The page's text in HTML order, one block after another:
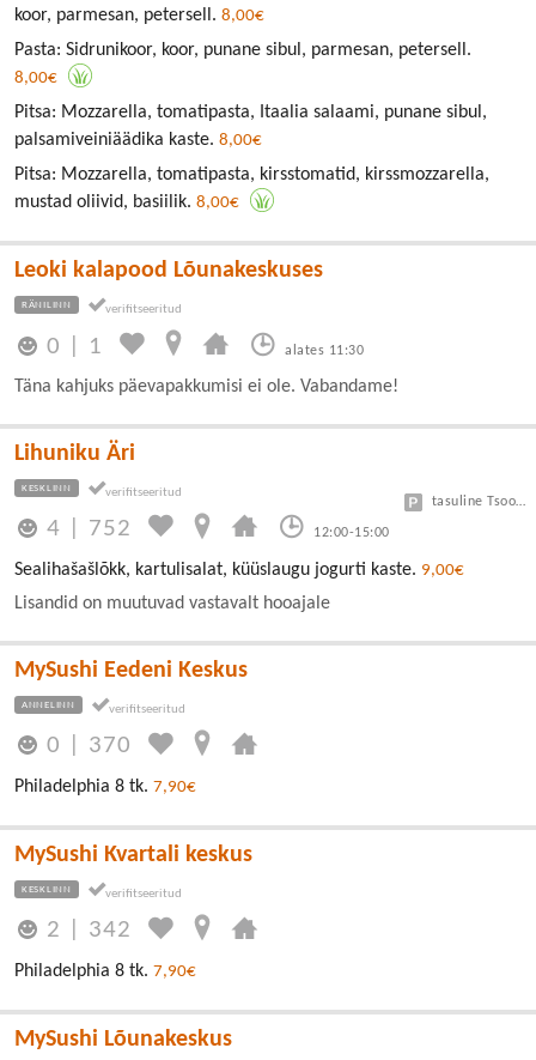
koor, parmesan, petersell. 8,00€
Pasta: Sidrunikoor, koor, punane sibul, parmesan, petersell.
8,00€
Pitsa: Mozzarella, tomatipasta, Itaalia salaami, punane sibul,
palsamiveiniäädika kaste. 8,00€
Pitsa: Mozzarella, tomatipasta, kirsstomatid, kirssmozzarella,
mustad oliivid, basiilik. 8,00€
Leoki kalapood Lõunakeskuses
RÄNILINN
0 1 alates 11:30
Täna kahjuks päevapakkumisi ei ole. Vabandame!
Lihuniku Äri
KESKLINN
4 752 12:00-15:00
tasuline Tsoon A 3 eur/h, B 1,5 eur/h
Sealihašašlõkk, kartulisalat, küüslaugu jogurti kaste. 9,00€
Lisandid on muutuvad vastavalt hooajale
MySushi Eedeni Keskus
ANNELINN
0 370
Philadelphia 8 tk. 7,90€
MySushi Kvartali keskus
KESKLINN
2 342
Philadelphia 8 tk. 7,90€
MySushi Lõunakeskus